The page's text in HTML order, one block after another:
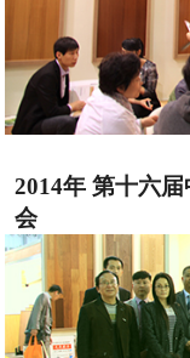
2014年 第十六
会